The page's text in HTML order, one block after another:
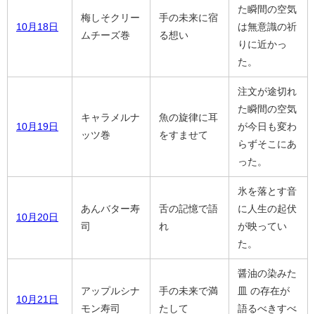
10月18日
梅しそクリー
ムチーズ巻
手の未来に宿
る想い
た瞬間の空気
は無意識の祈
りに近かっ
た。
10月19日
キャラメルナ
ッツ巻
魚の旋律に耳
をすませて
注文が途切れ
た瞬間の空気
が今日も変わ
らずそこにあ
った。
10月20日
あんバター寿
司
舌の記憶で語
れ
氷を落とす音
に人生の起伏
が映ってい
た。
10月21日
アップルシナ
モン寿司
手の未来で満
たして
醤油の染みた
皿 の存在が
語るべきすべ